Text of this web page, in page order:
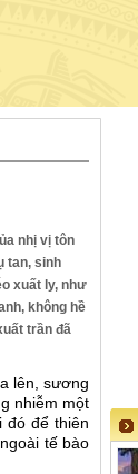
nhị vị tôn
tan, sinh
xuất ly, như
không hề
trần đã
lên, sương
nhiễm một
đó để thiên
tế bào